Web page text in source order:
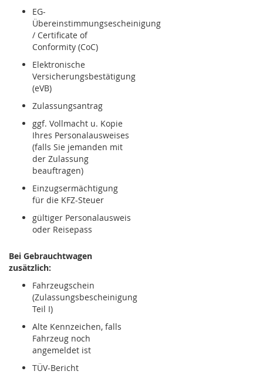
EG-
Übereinstimmungsescheinigung
/ Certificate of
Conformity (CoC)
Elektronische
Versicherungsbestätigung
(eVB)
Zulassungsantrag
ggf. Vollmacht u. Kopie
Ihres Personalausweises
(falls Sie jemanden mit
der Zulassung
beauftragen)
Einzugsermächtigung
für die KFZ-Steuer
gültiger Personalausweis
oder Reisepass
Bei Gebrauchtwagen
zusätzlich:
Fahrzeugschein
(Zulassungsbescheinigung
Teil I)
Alte Kennzeichen, falls
Fahrzeug noch
angemeldet ist
TÜV-Bericht